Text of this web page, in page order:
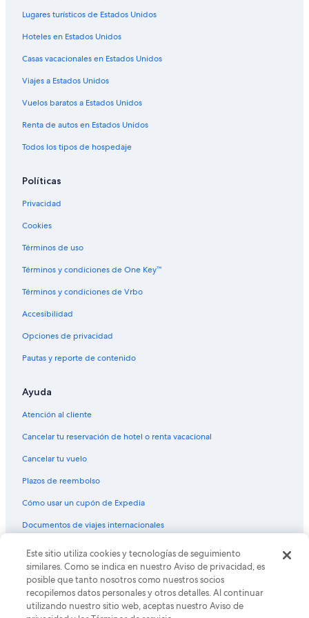
Hoteles en Ácora
Hoteles cerca de Arco Deustua
Hoteles cerca de Universidad Nacional del Altiplano
Hoteles cerca de Plaza de Armas de Chucuito
Hoteles cerca de Mirador Puma Uta
Hoteles cerca de Casa del Corregidor
Hoteles en Paucarcolla
Casas de huéspedes en Isla Amantaní
Lodges en Isla Amantaní
Hoteles cerca de Plaza de Armas de Puno
Casas flotantes en Juliaca
Hoteles cerca de Parque Pino
Hoteles en Caracoto
Hoteles en Capachica
Hoteles en Chucuito
Hoteles 4 estrellas en Islas flotantes de los Uros
B&B en Islas flotantes de los Uros
Cabañas en Islas flotantes de los Uros
Casas de campo en Islas flotantes de los Uros
Casas de huéspedes en Islas flotantes de los Uros
Hostales en Islas flotantes de los Uros
Hoteles para ir de compras en Islas flotantes de los Uros
Hoteles de lujo en Islas flotantes de los Uros
Lugares turísticos de Estados Unidos
Hoteles en Estados Unidos
Casas vacacionales en Estados Unidos
Viajes a Estados Unidos
Vuelos baratos a Estados Unidos
Renta de autos en Estados Unidos
Todos los tipos de hospedaje
Políticas
Privacidad
Cookies
Términos de uso
Términos y condiciones de One Key™
Términos y condiciones de Vrbo
Accesibilidad
Opciones de privacidad
Pautas y reporte de contenido
Ayuda
Atención al cliente
Cancelar tu reservación de hotel o renta vacacional
Cancelar tu vuelo
Plazos de reembolso
Cómo usar un cupón de Expedia
Documentos de viajes internacionales
© 2026 Expedia, Inc., una empresa de Expedia Group. Todos los
derechos reservados. Expedia y el logo de Expedia son marcas
registradas o marcas comerciales de Expedia, Inc. CST# 2029030-50.
Este sitio utiliza cookies y tecnologías de seguimiento
similares. Como se indica en nuestro Aviso de privacidad, es
posible que tanto nosotros como nuestros socios
recopilemos datos personales y otros detalles. Al continuar
utilizando nuestro sitio web, aceptas nuestro Aviso de